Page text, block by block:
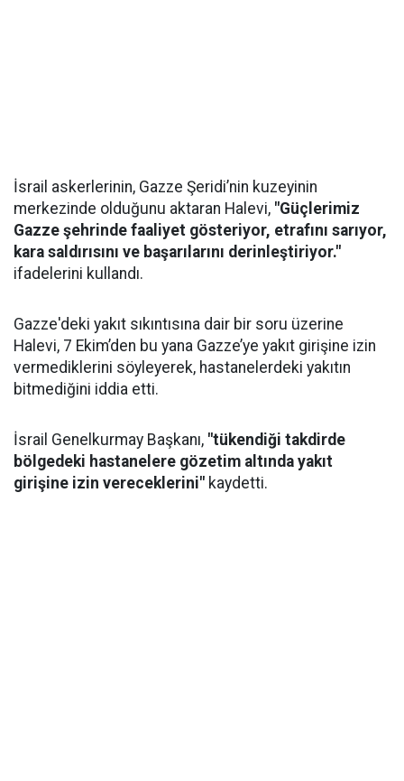
İsrail askerlerinin, Gazze Şeridi’nin kuzeyinin
merkezinde olduğunu aktaran Halevi, "Güçlerimiz
Gazze şehrinde faaliyet gösteriyor, etrafını sarıyor,
kara saldırısını ve başarılarını derinleştiriyor."
ifadelerini kullandı.
Gazze'deki yakıt sıkıntısına dair bir soru üzerine
Halevi, 7 Ekim’den bu yana Gazze’ye yakıt girişine izin
vermediklerini söyleyerek, hastanelerdeki yakıtın
bitmediğini iddia etti.
İsrail Genelkurmay Başkanı, "tükendiği takdirde
bölgedeki hastanelere gözetim altında yakıt
girişine izin vereceklerini" kaydetti.